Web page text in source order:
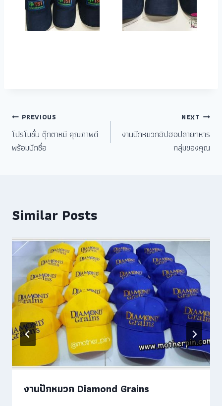
PREVIOUS
โปรโมชั่น ตุ๊กตาหมี คุณภาพดี
พร้อมปักชื่อ
NEXT
งานปักหมวกฮิปฮอปลายทหาร
กลุ่มของคุณ
Similar Posts
งานปักหมวก Diamond Grains